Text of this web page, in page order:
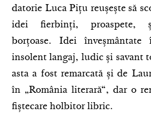
datorie Luca Pițu reușește să
idei fierbinți, proaspete,
borțoase. Idei
insolent langaj, ludic și savant
asta a fost remarcată și de
în „România literară“, dar o
fiștecare holbitor libric.